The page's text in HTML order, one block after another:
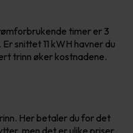
timer er 3
snittet 11 kWH havner du
trinn øker kostnadene.
Her betaler du for det
men det er ulike priser